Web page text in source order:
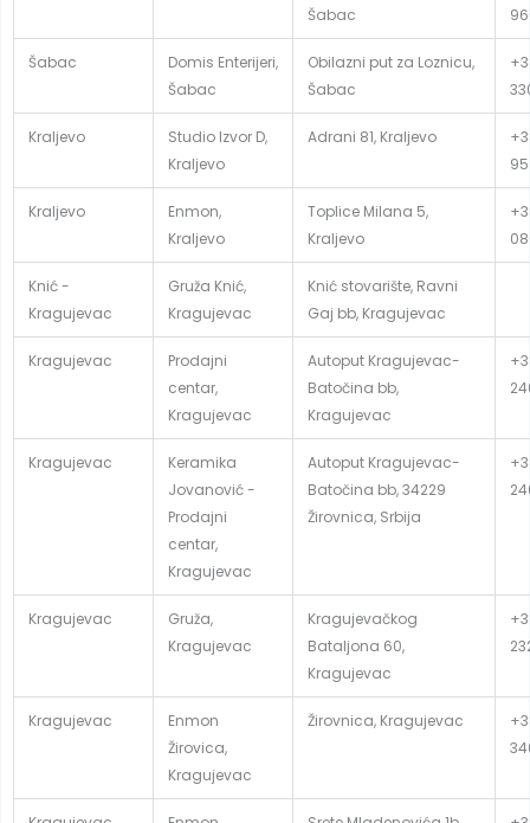
Šabac
Šabac
Domis Enterijeri,
Šabac
Obilazni put za Loznicu,
Šabac
Kraljevo
Studio Izvor D,
Kraljevo
Adrani 81, Kraljevo
Kraljevo
Enmon,
Kraljevo
Toplice Milana 5,
Kraljevo
Knić -
Kragujevac
Gruža Knić,
Kragujevac
Knić stovarište, Ravni
Gaj bb, Kragujevac
Kragujevac
Prodajni
centar,
Kragujevac
Autoput Kragujevac-
Batočina bb,
Kragujevac
Kragujevac
Keramika
Jovanović -
Prodajni
centar,
Kragujevac
Autoput Kragujevac-
Batočina bb, 34229
Žirovnica, Srbija
Kragujevac
Gruža,
Kragujevac
Kragujevačkog
Bataljona 60,
Kragujevac
Kragujevac
Enmon
Žirovica,
Kragujevac
Žirovnica, Kragujevac